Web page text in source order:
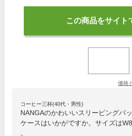
この商品をサイト
価格
コーヒー三杯(40代・男性)
NANGAのかわいいスリーピングバ
ケースはいかがですか。サイズは
。